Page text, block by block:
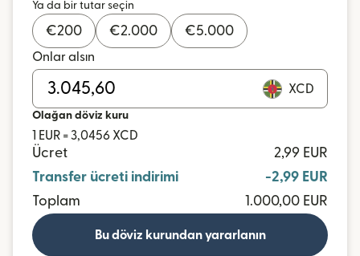
Ya da bir tutar seçin
€200 €2.000 €5.000
Onlar alsın
XCD
Olağan döviz kuru
1 EUR = 3,0456 XCD
Ücret
2,99 EUR
Transfer ücreti indirimi
-2,99 EUR
Toplam
1.000,00 EUR
Bu döviz kurundan yararlanın